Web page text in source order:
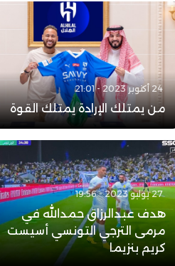
24 أكتوبر 2023 - 21:01
من يمتلك الإرادة يمتلك القوة
27 يوليو 2023 - 19:56
هدف عبدالرزاق حمدالله في
مرمى الترجي التونسي أسيست
كريم بنزيما